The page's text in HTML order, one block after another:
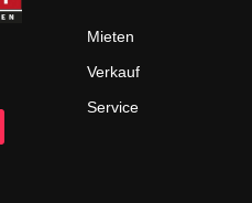
Mieten
Verkauf
Service